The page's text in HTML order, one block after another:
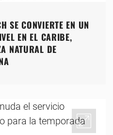
SE CONVIERTE EN UN
EN EL CARIBE,
NATURAL DE